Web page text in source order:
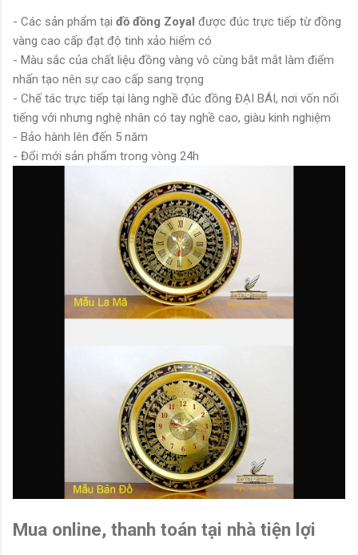
- Các sản phẩm tại đồ đồng Zoyal được đúc trực tiếp từ đồng
vàng cao cấp đạt độ tinh xảo hiếm có
- Màu sắc của chất liệu đồng vàng vô cùng bắt mắt làm điểm
nhấn tạo nên sự cao cấp sang trọng
- Chế tác trực tiếp tại làng nghề đúc đồng ĐẠI BÁI, nơi vốn nổi
tiếng với nhưng nghệ nhân có tay nghề cao, giàu kinh nghiệm
- Bảo hành lên đến 5 năm
- Đổi mới sản phẩm trong vòng 24h
Mua online, thanh toán tại nhà tiện lợi